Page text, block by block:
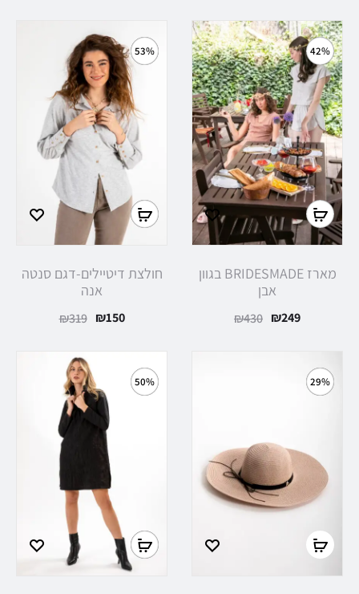
42%
מארז BRIDESMADE בגוון
אבן
₪430 ₪249
53%
חולצת דיטיילים-דגם סנטה
אנה
₪319 ₪150
29%
50%